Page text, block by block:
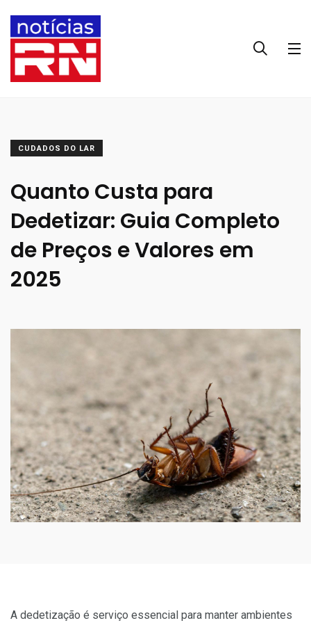
CUDADOS DO LAR
Quanto Custa para
Dedetizar: Guia Completo
de Preços e Valores em
2025
A dedetização é serviço essencial para manter ambientes